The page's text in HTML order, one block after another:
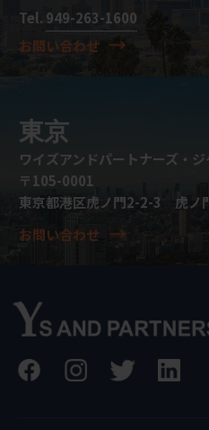
Tel. 949-263-1600
お問い合わせ
東京
ワイズアンドパートナーズ・
〒105-0001
東京都港区虎ノ門2-2-3 虎ノ
お問い合わせ